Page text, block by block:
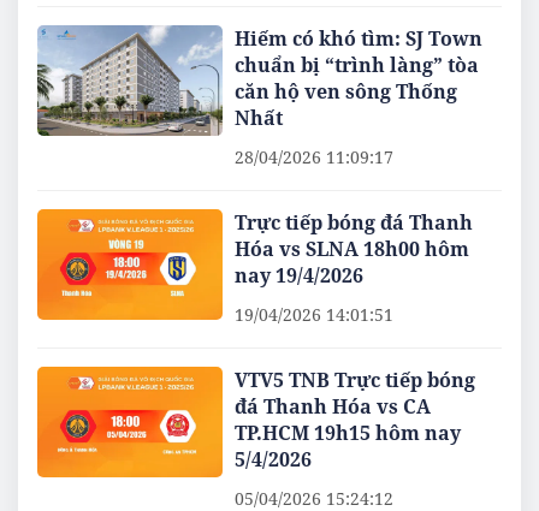
Hiếm có khó tìm: SJ Town
chuẩn bị “trình làng” tòa
căn hộ ven sông Thống
Nhất
28/04/2026 11:09:17
Trực tiếp bóng đá Thanh
Hóa vs SLNA 18h00 hôm
nay 19/4/2026
19/04/2026 14:01:51
VTV5 TNB Trực tiếp bóng
đá Thanh Hóa vs CA
TP.HCM 19h15 hôm nay
5/4/2026
05/04/2026 15:24:12